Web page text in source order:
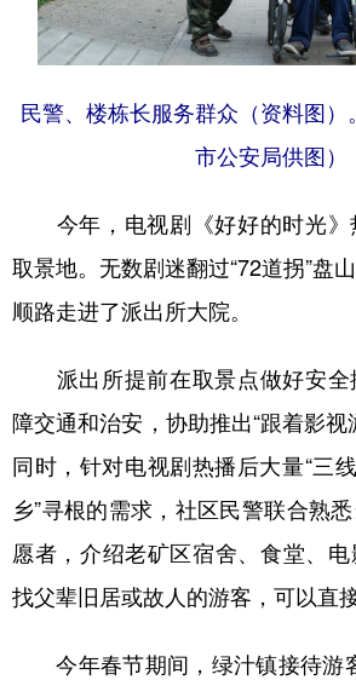
民警、楼栋长服务群众（资料图
市公安局供图）
今年，电视剧《好好的时光》
取景地。无数剧迷翻过“72道拐”盘
顺路走进了派出所大院。
派出所提前在取景点做好安全
障交通和治安，协助推出“跟着影视
同时，针对电视剧热播后大量“三
乡”寻根的需求，社区民警联合熟
愿者，介绍老矿区宿舍、食堂、
找父辈旧居或故人的游客，可以直
今年春节期间，绿汁镇接待游